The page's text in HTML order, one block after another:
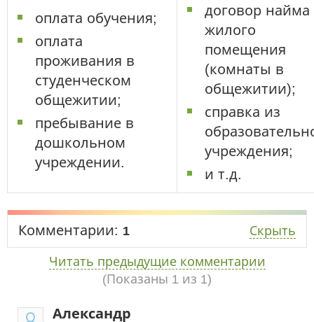
оплата обучения;
оплата
проживания в
студенческом
общежитии;
пребывание в
дошкольном
учреждении.
договор найма
жилого
помещения
(комнаты в
общежитии);
справка из
учреждения;
и т.д.
Комментарии: 1 Скрыть
Читать предыдущие комментарии
(Показаны 1 из 1)
Александр